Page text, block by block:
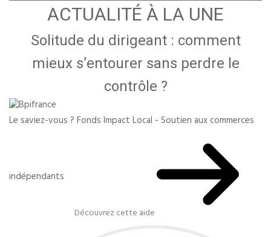
ACTUALITÉ À LA UNE
Solitude du dirigeant : comment
mieux s’entourer sans perdre le
contrôle ?
Le saviez-vous ?Fonds Impact Local - Soutien aux commerces
indépendants
Découvrez cette aide